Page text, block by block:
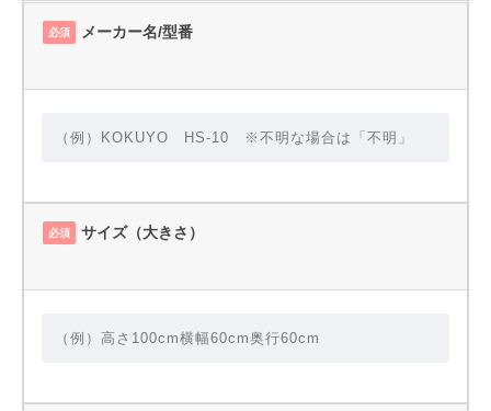
必須 メーカー名/型番
必須 サイズ（大きさ）